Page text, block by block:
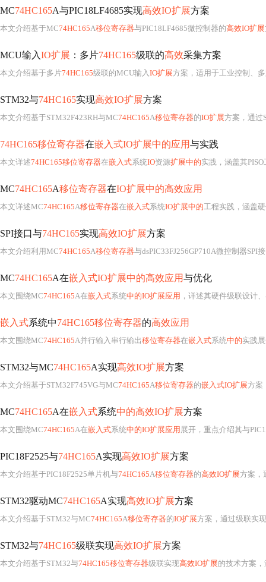
MC74HC165A与PIC18LF4685实现高效IO扩展方案
本文介绍基于MC74HC165A移位寄存器与PIC18LF4685微控制器的高效IO扩展
MCU输入IO扩展 ：多片74HC165级联的高效采集方案
本文介绍基于多片74HC165级联的MCU输入IO扩展方案，适用于工业控制、多路开关采集等场
STM32与74HC165实现高效IO扩展方案
本文介绍基于STM32F423RH与MC74HC165A移位寄存器的IO扩展方案，通过SPI
74HC165移位寄存器在嵌入式IO扩展中的应用与实践
本文详述74HC165移位寄存器在嵌入式系统IO资源扩展中的实践，涵盖其PISO工作原理、与PIC18F4455的SPI接口配
MC74HC165A移位寄存器在IO扩展中的高效应用
本文详述MC74HC165A移位寄存器在嵌入式系统IO扩展中的工程实践，涵盖硬件设计（引脚功
SPI接口与74HC165实现高效IO扩展方案
本文介绍利用MC74HC165A移位寄存器与dsPIC33FJ256GP710A微控制器SPI
MC74HC165A在嵌入式IO扩展中的高效应用与优化
本文围绕MC74HC165A在嵌入式系统中的IO扩展应用 ，详述其硬件级联设计、与PIC18LF45K22的SPI驱动适配、抗干扰软件策略（CRC校验、数字滤波、超时重试）
嵌入式系统中74HC165移位寄存器的高效应用
本文围绕MC74HC165A并行输入串行输出移位寄存器在嵌入式系统中的实践
STM32与MC74HC165A实现高效IO扩展方案
本文介绍基于STM32F745VG与MC74HC165A移位寄存器的嵌入式IO扩展方案，涵
MC74HC165A在嵌入式系统中的高效IO扩展方案
本文围绕MC74HC165A在嵌入式系统中的IO扩展应用 展开，重点介绍其与PIC18F24K50的硬件级联设计、SPI接口配置与数据读取优化、抗干扰消抖及电源噪声
PIC18F2525与74HC165A实现高效IO扩展方案
本文介绍基于PIC18F2525单片机与74HC165A移位寄存器的高效IO扩展方案，
STM32驱动MC74HC165A实现高效IO扩展方案
本文介绍基于STM32与MC74HC165A移位寄存器的IO扩展方案，通过级联实现多
STM32与74HC165级联实现高效IO扩展方案
本文介绍基于STM32与74HC165移位寄存器级联实现高效IO扩展的技术方案，涵盖硬件接口设计（含CLK抗振铃措